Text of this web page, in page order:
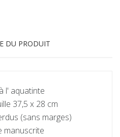
DU PRODUIT
l' aquatinte
37,5 x 28 cm
(sans marges)
manuscrite